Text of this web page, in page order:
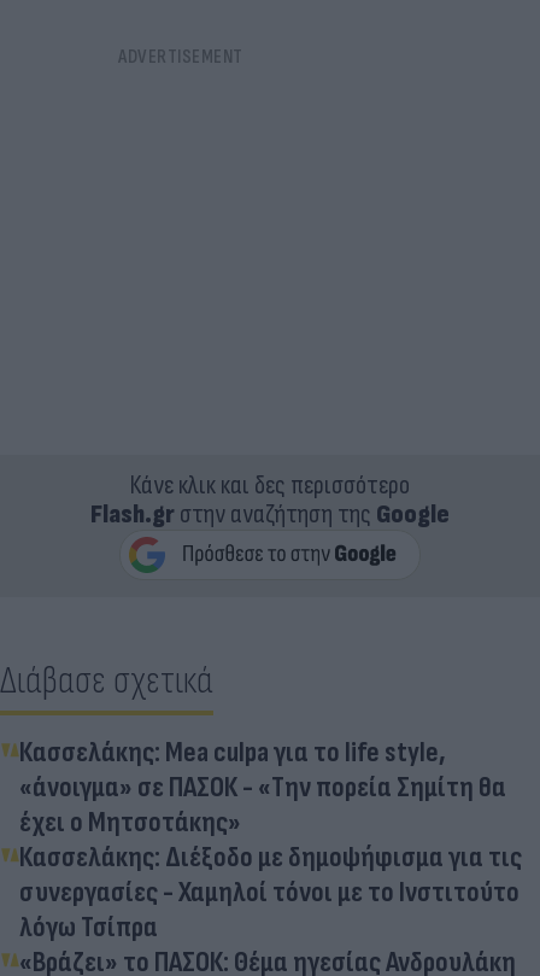
Κάνε κλικ και δες περισσότερο
Flash.grστην αναζήτηση της Google
Διάβασε σχετικά
Κασσελάκης: Mea culpa για το life style,
«άνοιγμα» σε ΠΑΣΟΚ - «Την πορεία Σημίτη θα
έχει ο Μητσοτάκης»
Κασσελάκης: Διέξοδο με δημοψήφισμα για τις
συνεργασίες - Χαμηλοί τόνοι με το Ινστιτούτο
λόγω Τσίπρα
«Βράζει» το ΠΑΣΟΚ: Θέμα ηγεσίας Ανδρουλάκη